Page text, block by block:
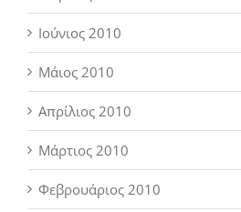
Ιούνιος 2010
Μάιος 2010
Απρίλιος 2010
Μάρτιος 2010
Φεβρουάριος 2010